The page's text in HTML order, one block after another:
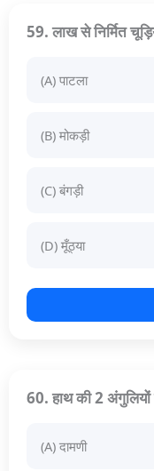
59. लाख से निर्मित
(A) पाटला
(B) मोकड़ी
(C) बंगड़ी
(D) मूँठ्या
60. हाथ की 2
(A) दामणी